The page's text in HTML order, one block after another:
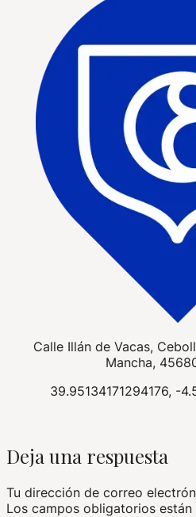
Calle Illán de Vacas,
Mancha,
39.95134171294176, -
Deja una respuesta
Tu dirección de correo
Los campos obligatorios